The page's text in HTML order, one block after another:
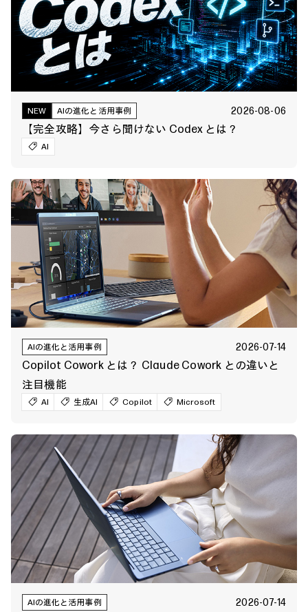
NEW AIの進化と活用事例 2026-08-06
【完全攻略】今さら聞けない Codex とは？
AI
AIの進化と活用事例 2026-07-14
Copilot Cowork とは？ Claude Cowork との違いと
注目機能
AI 生成AI Copilot Microsoft
AIの進化と活用事例 2026-07-14